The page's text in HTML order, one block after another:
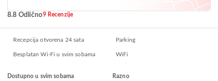
8.8 Odlično9 Recenzije
Recepcija otvorena 24 sata Parking
Besplatan Wi-Fi u svim sobama WiFi
Dostupno u svim sobama
Razno